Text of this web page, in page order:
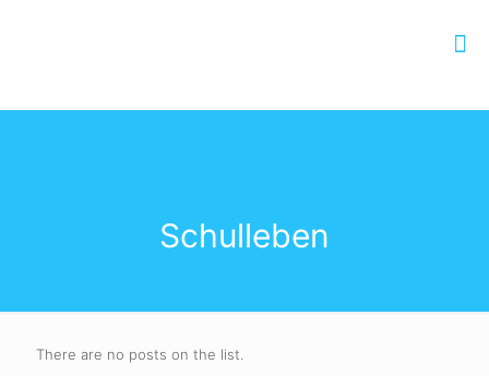
Schulleben
There are no posts on the list.